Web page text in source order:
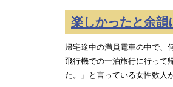
楽しかったと余韻
帰宅途中の満員電車の中で、
飛行機での一泊旅行に行って
た。」と言っている女性数人